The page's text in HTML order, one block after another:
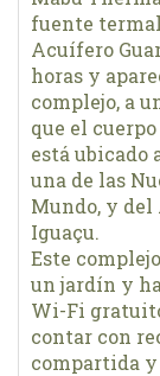
fuente
Acuífero
horas y
complejo, a
que el
está ubicado
una de las
Mundo, y del
Iguaçu.
Este
un jardín y
Wi-Fi
contar con
compartida